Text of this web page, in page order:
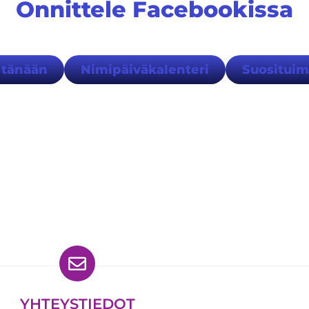
Onnittele Facebookissa
Nimipäiväkalenteri
YHTEYSTIEDOT